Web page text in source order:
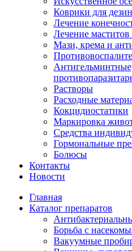
Коврики для
Лечение
Лечение
Мази, крема и
Растворы
Расходные
Кокцидиостатики
Маркировка
Средства
Гормональные
Болюсы
Контакты
Новости
Главная
Каталог препаратов
Борьба с
Вакуумные